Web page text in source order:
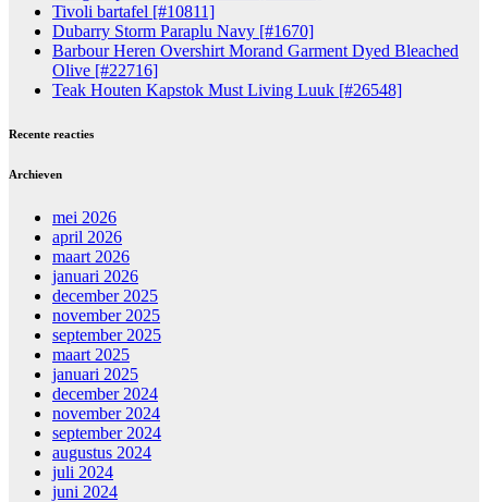
Tivoli bartafel [#10811]
Dubarry Storm Paraplu Navy [#1670]
Barbour Heren Overshirt Morand Garment Dyed Bleached
Olive [#22716]
Teak Houten Kapstok Must Living Luuk [#26548]
Recente reacties
Archieven
mei 2026
april 2026
maart 2026
januari 2026
december 2025
november 2025
september 2025
maart 2025
januari 2025
december 2024
november 2024
september 2024
augustus 2024
juli 2024
juni 2024